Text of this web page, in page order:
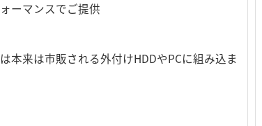
ーマンスでご提供
本来は市販される外付けHDDやPCに組み込ま